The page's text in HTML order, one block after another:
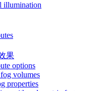
illumination
果
options
volumes
properties